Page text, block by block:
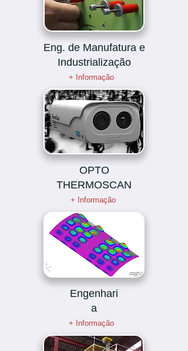
Eng. de Manufatura e
Industrialização
+ Informação
OPTO
THERMOSCAN
+ Informação
Engenhari
a
+ Informação